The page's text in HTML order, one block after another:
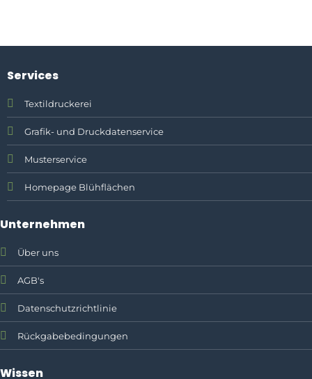
Services
Textildruckerei
Grafik- und Druckdatenservice
Musterservice
Homepage Blühflächen
Unternehmen
Über uns
AGB's
Datenschutzrichtlinie
Rückgabebedingungen
Wissen